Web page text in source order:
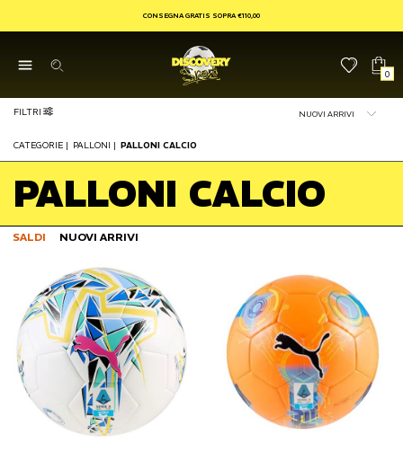
CONSEGNA GRATIS SOPRA €110,00
0
FILTRI
CATEGORIE | PALLONI | PALLONI CALCIO
PALLONI CALCIO
SALDI NUOVI ARRIVI